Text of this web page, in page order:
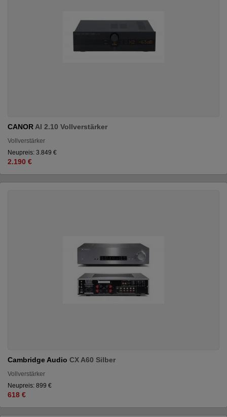
CANOR AI 2.10 Vollverstärker
Vollverstärker
Neupreis: 3.849 €
2.190 €
Cambridge Audio CX A60 Silber
Vollverstärker
Neupreis: 899 €
618 €